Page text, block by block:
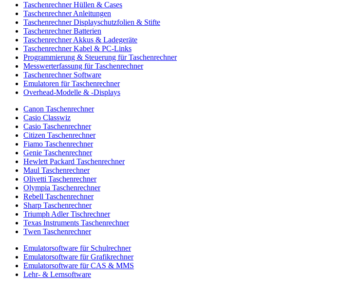
Taschenrechner Hüllen & Cases
Taschenrechner Anleitungen
Taschenrechner Displayschutzfolien & Stifte
Taschenrechner Batterien
Taschenrechner Akkus & Ladegeräte
Taschenrechner Kabel & PC-Links
Programmierung & Steuerung für Taschenrechner
Messwerterfassung für Taschenrechner
Taschenrechner Software
Emulatoren für Taschenrechner
Overhead-Modelle & -Displays
Canon Taschenrechner
Casio Classwiz
Casio Taschenrechner
Citizen Taschenrechner
Fiamo Taschenrechner
Genie Taschenrechner
Hewlett Packard Taschenrechner
Maul Taschenrechner
Olivetti Taschenrechner
Olympia Taschenrechner
Rebell Taschenrechner
Sharp Taschenrechner
Triumph Adler Tischrechner
Texas Instruments Taschenrechner
Twen Taschenrechner
Emulatorsoftware für Schulrechner
Emulatorsoftware für Grafikrechner
Emulatorsoftware für CAS & MMS
Lehr- & Lernsoftware